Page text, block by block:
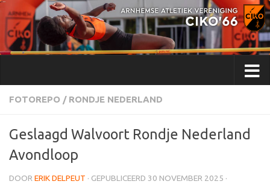
Doorgaan naar inhoud
FOTOREPO / RONDJE NEDERLAND
Geslaagd Walvoort Rondje Nederland
Avondloop
DOOR ERIK DELPEUT · GEPUBLICEERD 30 NOVEMBER 2025 ·